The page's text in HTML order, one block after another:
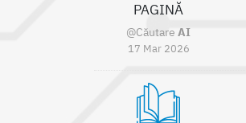
PAGINĂ
@Căutare AI
17 Mar 2026